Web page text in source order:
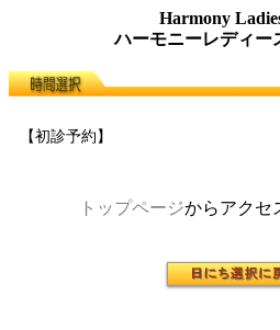
Harmony
ハーモニーレディー
【初診予約】
トップページからアクセ